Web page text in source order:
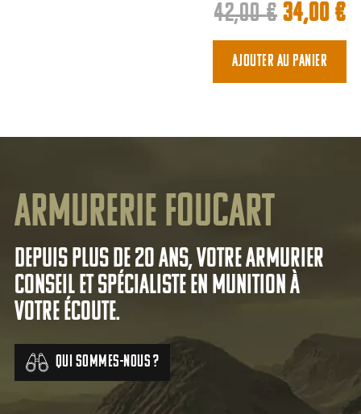
42,00€ Le
prix
initial
était :
34,00€
Ajouter au panier
Armurerie Foucart
Depuis plus de 20 ans, votre armurier
conseil et spécialiste en munition à
votre écoute.
Qui sommes-nous ?